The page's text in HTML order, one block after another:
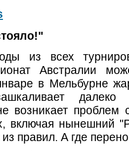
из всех
Австралии
в Мельбурне
возникает
включая нынешний
правил. А где